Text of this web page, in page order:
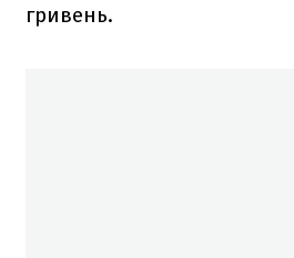
гривень.